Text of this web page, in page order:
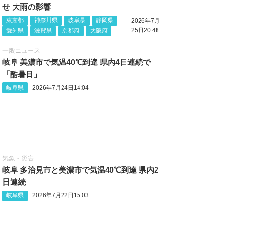
せ 大雨の影響
東京都 神奈川県 岐阜県
静岡県
愛知県
滋賀県 京都府 大阪府
2026年7月
25日20:48
一般ニュース
岐阜 美濃市で気温40℃到達 県内4日連続で
「酷暑日」
岐阜県 2026年7月24日14:04
気象・災害
岐阜 多治見市と美濃市で気温40℃到達 県内2
日連続
岐阜県 2026年7月22日15:03